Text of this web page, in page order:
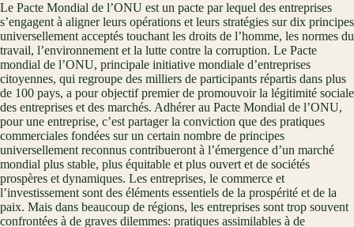
Le Pacte Mondial de l’ONU est un pacte par lequel des entreprises
s’engagent à aligner leurs opérations et leurs stratégies sur dix principes
universellement acceptés touchant les droits de l’homme, les normes du
travail, l’environnement et la lutte contre la corruption. Le Pacte
mondial de l’ONU, principale initiative mondiale d’entreprises
citoyennes, qui regroupe des milliers de participants répartis dans plus
de 100 pays, a pour objectif premier de promouvoir la légitimité sociale
des entreprises et des marchés. Adhérer au Pacte Mondial de l’ONU,
pour une entreprise, c’est partager la conviction que des pratiques
commerciales fondées sur un certain nombre de principes
universellement reconnus contribueront à l’émergence d’un marché
mondial plus stable, plus équitable et plus ouvert et de sociétés
prospères et dynamiques. Les entreprises, le commerce et
l’investissement sont des éléments essentiels de la prospérité et de la
paix. Mais dans beaucoup de régions, les entreprises sont trop souvent
confrontées à de graves dilemmes: pratiques assimilables à de